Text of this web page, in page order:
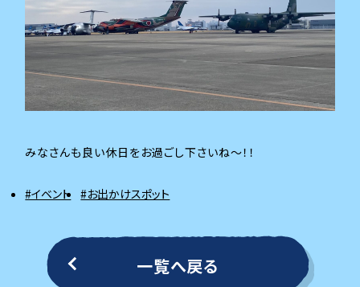
みなさんも良い休日をお過ごし下さいね～！！
#イベント #お出かけスポット
一覧へ戻る